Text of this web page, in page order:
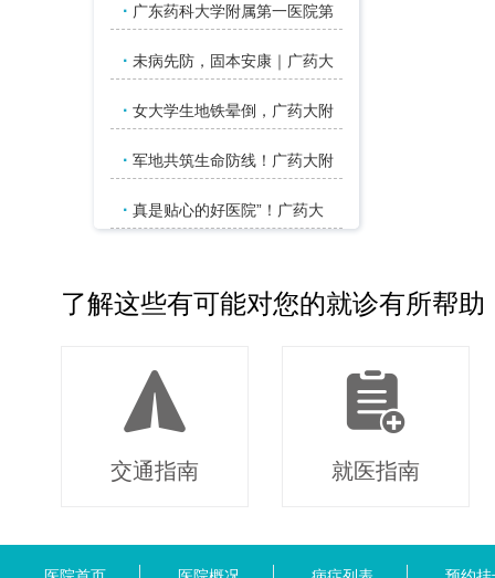
· 广东药科大学附属第一医院第
· 未病先防，固本安康｜广药大
· 女大学生地铁晕倒，广药大附
· 军地共筑生命防线！广药大附
· 真是贴心的好医院”！广药大
了解这些有可能对您的就诊有所帮助
交通指南 就医指南